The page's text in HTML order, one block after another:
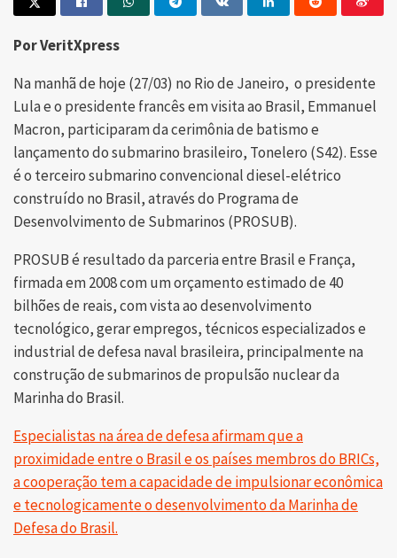
Por VeritXpress
Na manhã de hoje (27/03) no Rio de Janeiro, o presidente
Lula e o presidente francês em visita ao Brasil, Emmanuel
Macron, participaram da cerimônia de batismo e
lançamento do submarino brasileiro, Tonelero (S42). Esse
é o terceiro submarino convencional diesel-elétrico
construído no Brasil, através do Programa de
Desenvolvimento de Submarinos (PROSUB).
PROSUB é resultado da parceria entre Brasil e França,
firmada em 2008 com um orçamento estimado de 40
bilhões de reais, com vista ao desenvolvimento
tecnológico, gerar empregos, técnicos especializados e
industrial de defesa naval brasileira, principalmente na
construção de submarinos de propulsão nuclear da
Marinha do Brasil.
Especialistas na área de defesa afirmam que a
proximidade entre o Brasil e os países membros do BRICs,
a cooperação tem a capacidade de impulsionar econômica
e tecnologicamente o desenvolvimento da Marinha de
Defesa do Brasil.